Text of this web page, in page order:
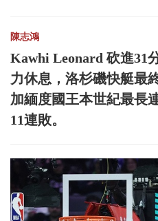
陳志鴻
Kawhi Leonard 砍進31
力休息，洛杉磯快艇最
加緬度國王本世紀最長
11連敗。